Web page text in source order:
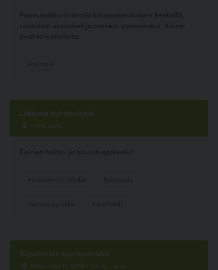
Pannukakkuravintola kauppakeskuksen keskellä,
ruokaisat suolaiset ja makeat pannukakut. Koirat
ovat tervetulleita.
Liikkuva koirahoitaja
15100, Lahti
Koirien hoito- ja koulutuspalvelut
Suventaian koirapalvelut
Katiskontie 14, 95590 Tornio, Tornio